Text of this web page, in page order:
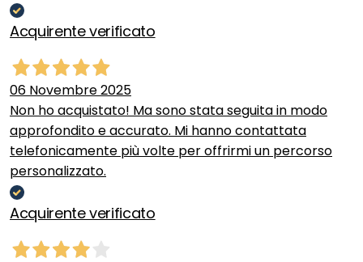
Acquirente verificato
06 Novembre 2025
Non ho acquistato! Ma sono stata seguita in modo
approfondito e accurato. Mi hanno contattata
telefonicamente più volte per offrirmi un percorso
personalizzato.
Acquirente verificato